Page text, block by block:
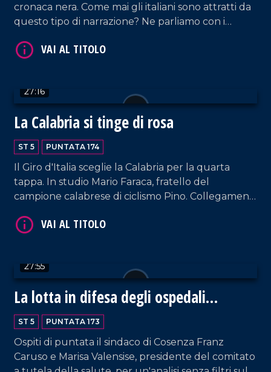
cronaca nera. Come mai gli italiani sono attratti da
questo tipo di narrazione? Ne parliamo con i
27:16
La Calabria si tinge di rosa
ST 5 PUNTATA 174
Il Giro d'Italia sceglie la Calabria per la quarta
tappa. In studio Mario Faraca, fratello del
campione calabrese di ciclismo Pino. Collegamenti
27:55
La lotta in difesa degli ospedali
calabresi
ST 5 PUNTATA 173
Ospiti di puntata il sindaco di Cosenza Franz
Caruso e Marisa Valensise, presidente del comitato
VAI AL TITOLO
VAI AL TITOLO